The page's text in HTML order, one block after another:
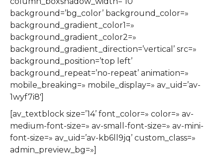
background=’bg_color’ background_color=»
background_gradient_color1=»
background_gradient_color2=»
background_gradient_direction=’vertical’ src=»
background_position=’top left’
background_repeat=’no-repeat’ animation=»
mobile_breaking=» mobile_display=» av_uid=’av-
1wyf7i8′]
[av_textblock size=’14’ font_color=» color=» av-
medium-font-size=» av-small-font-size=» av-mini-
font-size=» av_uid=’av-kb6ll9jq’ custom_class=»
admin_preview_bg=»]